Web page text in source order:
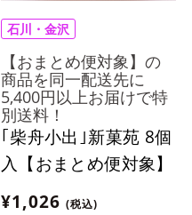
石川・金沢
【おまとめ便対象】の
商品を同一配送先に
5,400円以上お届けで特
別送料！
｢柴舟小出｣新菓苑 8個
入【おまとめ便対象】
¥1,026 (税込)